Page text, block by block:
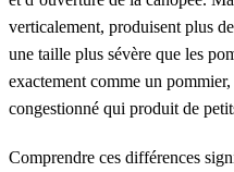
verticalement, produisent plus
une taille plus sévère que les
exactement comme un
congestionné qui produit de
Comprendre ces différences